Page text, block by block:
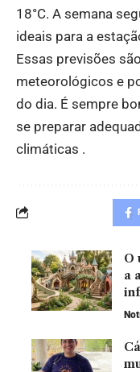
18°C. A semana
ideais para a
Essas previsões
meteorológicos e
do dia. É sempre
se preparar
climáticas .
O
a